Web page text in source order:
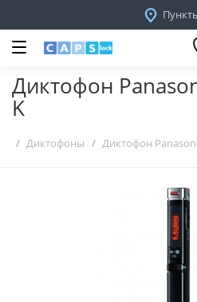
Диктофон
K
Диктофоны Диктофон